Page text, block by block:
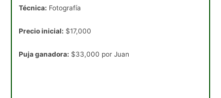
Técnica: Fotografía
Precio inicial: $17,000
Puja ganadora: $33,000 por Juan